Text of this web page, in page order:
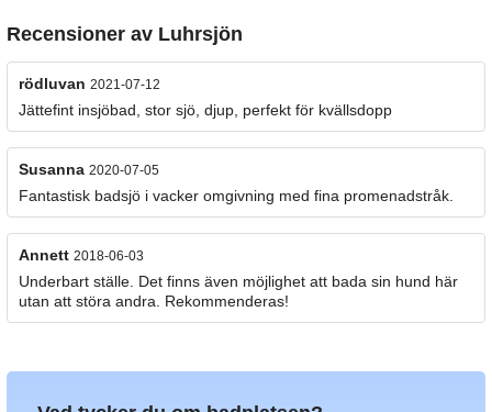
Recensioner av Luhrsjön
rödluvan 2021-07-12
Jättefint insjöbad, stor sjö, djup, perfekt för kvällsdopp
Susanna 2020-07-05
Fantastisk badsjö i vacker omgivning med fina promenadstråk.
Annett 2018-06-03
Underbart ställe. Det finns även möjlighet att bada sin hund här
utan att störa andra. Rekommenderas!